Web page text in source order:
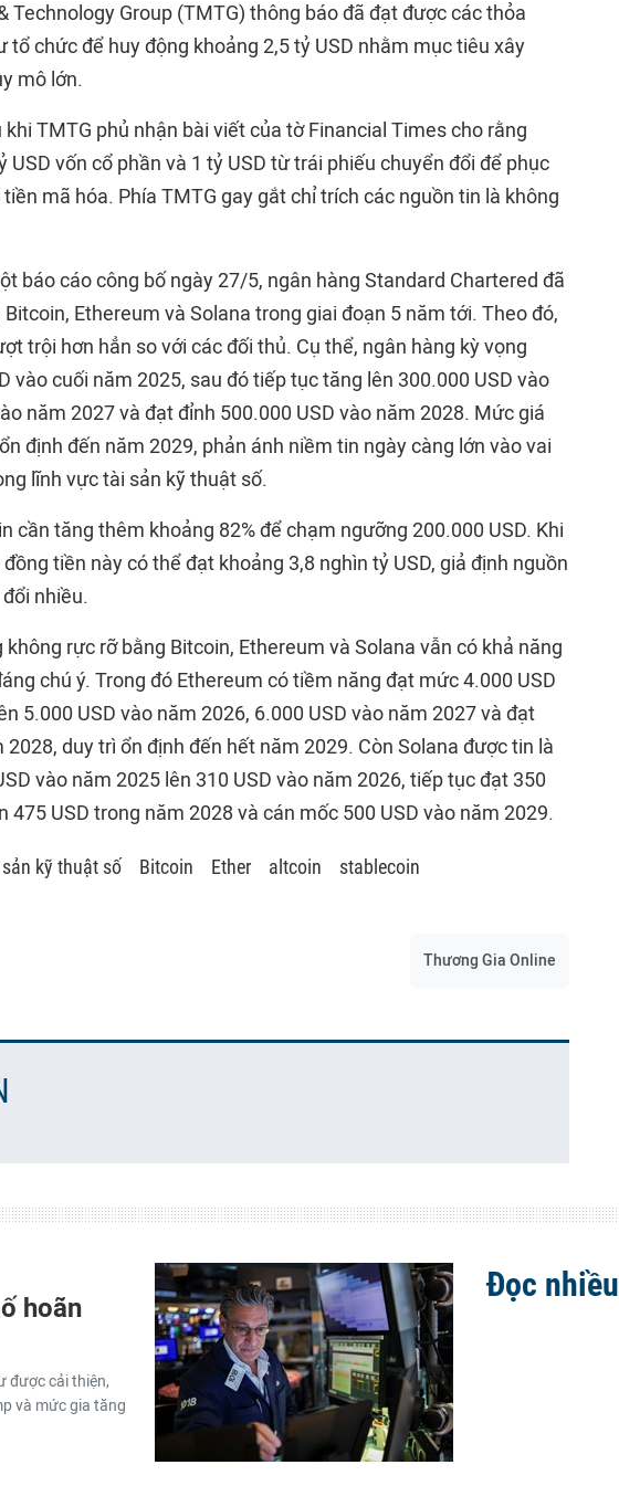
Technology Group (TMTG) thông báo đã đạt được các thỏa
tổ chức để huy động khoảng 2,5 tỷ USD nhằm mục tiêu xây
mô lớn.
TMTG phủ nhận bài viết của tờ Financial Times cho rằng
USD vốn cổ phần và 1 tỷ USD từ trái phiếu chuyển đổi để phục
mã hóa. Phía TMTG gay gắt chỉ trích các nguồn tin là không
báo cáo công bố ngày 27/5, ngân hàng Standard Chartered đã
Ethereum và Solana trong giai đoạn 5 năm tới. Theo đó,
trội hơn hẳn so với các đối thủ. Cụ thể, ngân hàng kỳ vọng
vào cuối năm 2025, sau đó tiếp tục tăng lên 300.000 USD vào
năm 2027 và đạt đỉnh 500.000 USD vào năm 2028. Mức giá
định đến năm 2029, phản ánh niềm tin ngày càng lớn vào vai
lĩnh vực tài sản kỹ thuật số.
cần tăng thêm khoảng 82% để chạm ngưỡng 200.000 USD. Khi
tiền này có thể đạt khoảng 3,8 nghìn tỷ USD, giả định nguồn
nhiều.
rực rỡ bằng Bitcoin, Ethereum và Solana vẫn có khả năng
chú ý. Trong đó Ethereum có tiềm năng đạt mức 4.000 USD
5.000 USD vào năm 2026, 6.000 USD vào năm 2027 và đạt
duy trì ổn định đến hết năm 2029. Còn Solana được tin là
vào năm 2025 lên 310 USD vào năm 2026, tiếp tục đạt 350
475 USD trong năm 2028 và cán mốc 500 USD vào năm 2029.
kỹ thuật số Bitcoin Ether altcoin
stablecoin
Thương Gia Online
hoãn
được cải thiện,
và mức gia tăng
Đọc nhiều